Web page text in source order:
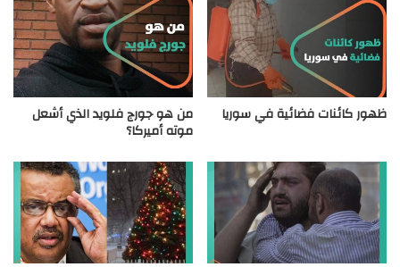
ظهور كائنات فضائية في سوريا من هو جورج فلويد الذي أشعل
موته أميركا؟